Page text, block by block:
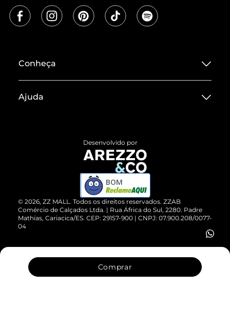
Comprar
Conheça
Termos de Uso
ZZ MALL é confiável
Cartão Presente
Vendas Corporativas
Ajuda
Devolução do Produto
Compre pelo WhatsApp
© 2026, ZZ MALL. Todos os direitos reservados. ZZAB
Comércio de Calçados Ltda. | Rua África do Sul, 2280. Padre
Mathias, Cariacica/ES. CEP: 29157-900 | CNPJ: 07.900.208/0077-
04
Desenvolvido por
BOM